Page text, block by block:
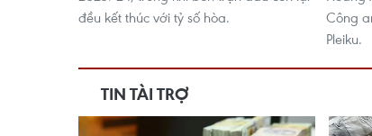
đều kết thúc với tỷ số hòa.
Công
Pleiku.